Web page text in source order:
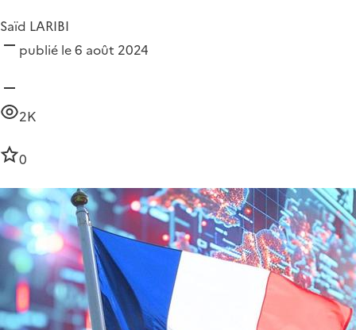
Saïd LARIBI
publié le 6 août 2024
2K
0